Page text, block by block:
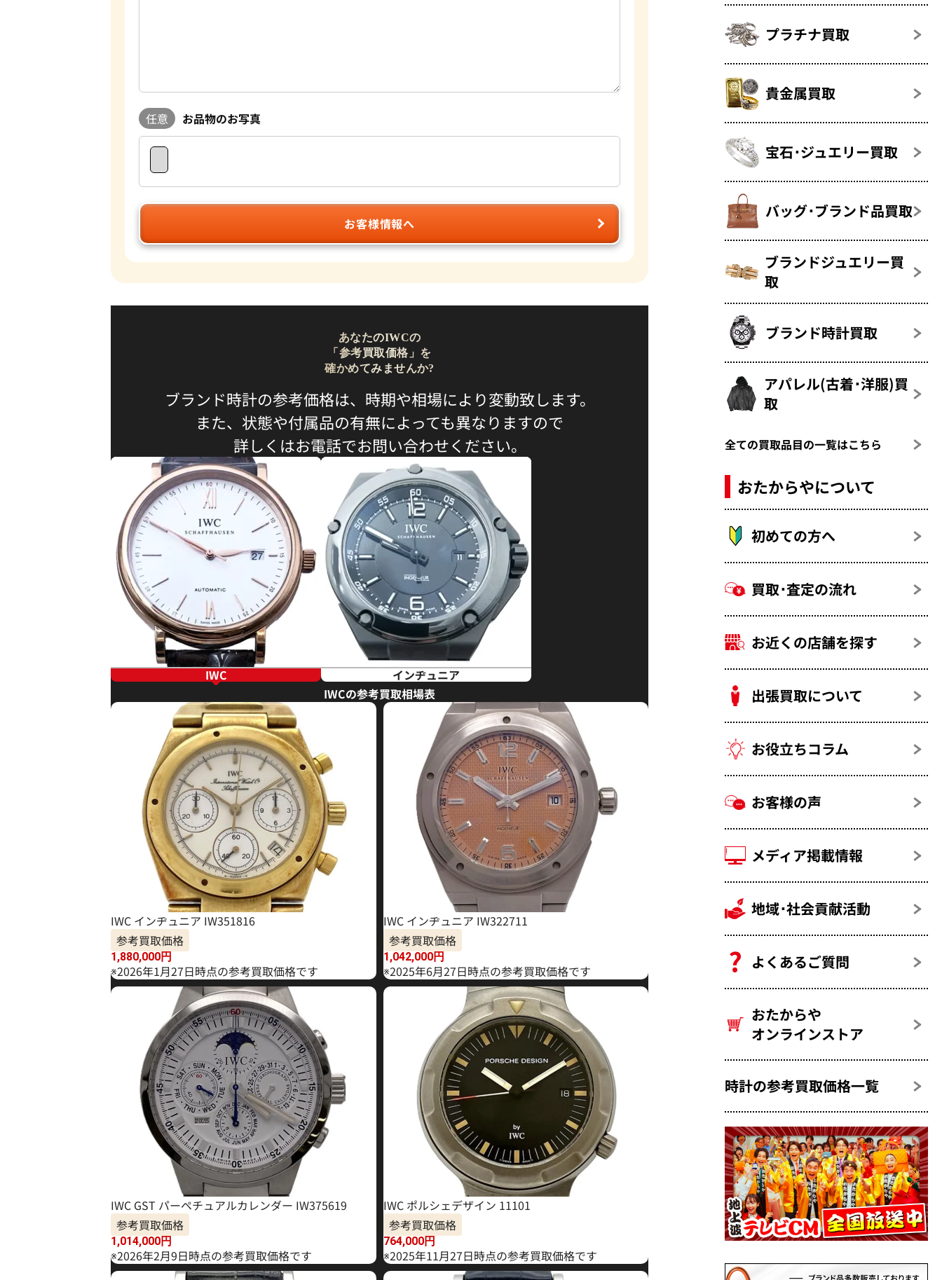
任意 お品物のお写真
お客様情報へ
あなたのIWCの
「参考買取価格」を
確かめてみませんか?
ブランド時計の参考価格は、時期や相場により変動致します。
また、状態や付属品の有無によっても異なりますので
詳しくはお電話でお問い合わせください。
IWC
インヂュニア
IWCの参考買取相場表
IWC インヂュニア IW351816
参考買取価格
1,880,000円
※2026年1月27日時点の参考買取価格です
IWC インヂュニア IW322711
参考買取価格
1,042,000円
※2025年6月27日時点の参考買取価格です
IWC GST パーペチュアルカレンダー IW375619
参考買取価格
1,014,000円
※2026年2月9日時点の参考買取価格です
IWC ポルシェデザイン 11101
参考買取価格
764,000円
※2025年11月27日時点の参考買取価格です
プラチナ買取
貴金属買取
宝石･ジュエリー買取
バッグ･ブランド品買取
ブランドジュエリー買
取
ブランド時計買取
アパレル(古着･洋服)買
取
全ての買取品目の一覧はこちら
おたからやについて
初めての方へ
買取･査定の流れ
お近くの店舗を探す
出張買取について
お役立ちコラム
お客様の声
メディア掲載情報
地域･社会貢献活動
よくあるご質問
おたからや
オンラインストア
時計の参考買取価格一覧